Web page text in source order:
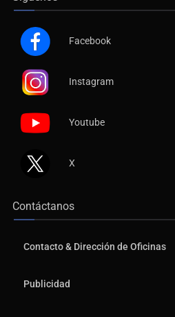
Facebook
Instagram
Youtube
X
Contáctanos
Contacto & Dirección de Oficinas
Publicidad